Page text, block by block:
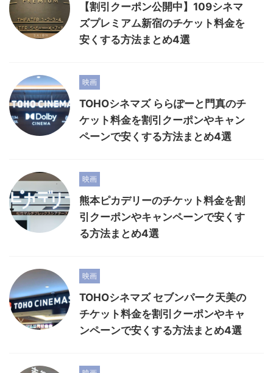
【割引クーポン公開中】109シネマ
ズプレミアム新宿のチケット料金を
安くする方法まとめ4選
映画
TOHOシネマズ ららぽーと門真のチ
ケット料金を割引クーポンやキャン
ペーンで安くする方法まとめ4選
映画
熊本ピカデリーのチケット料金を割
引クーポンやキャンペーンで安くす
る方法まとめ4選
映画
TOHOシネマズ セブンパーク天美の
チケット料金を割引クーポンやキャ
ンペーンで安くする方法まとめ4選